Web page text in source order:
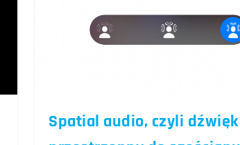
Spatial audio, czyli dźwięk